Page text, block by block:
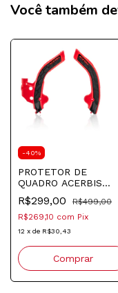
Você também
-40%
PROTETOR DE
QUADRO ACERBIS
BETA 2020-2024
VERMELHO
R$299,00
R$499,00
R$269,10 com Pix
12 x de R$30,43